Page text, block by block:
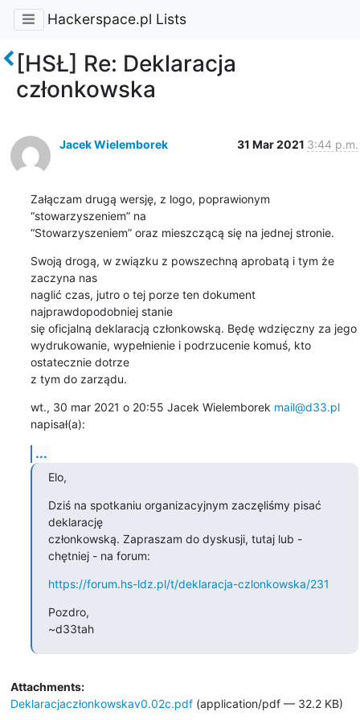
Hackerspace.pl Lists
[HSŁ] Re: Deklaracja
członkowska
Jacek Wielemborek 31 Mar 2021 3:44 p.m.
Załączam drugą wersję, z logo, poprawionym
“stowarzyszeniem” na
“Stowarzyszeniem” oraz mieszczącą się na jednej stronie.
Swoją drogą, w związku z powszechną aprobatą i tym że
zaczyna nas
naglić czas, jutro o tej porze ten dokument
najprawdopodobniej stanie
się oficjalną deklaracją członkowską. Będę wdzięczny za jego
wydrukowanie, wypełnienie i podrzucenie komuś, kto
ostatecznie dotrze
z tym do zarządu.
wt., 30 mar 2021 o 20:55 Jacek Wielemborek mail@d33.pl
napisał(a):
...
Elo,
Dziś na spotkaniu organizacyjnym zaczęliśmy pisać
deklarację
członkowską. Zapraszam do dyskusji, tutaj lub -
chętniej - na forum:
https://forum.hs-ldz.pl/t/deklaracja-czlonkowska/231
Pozdro,
~d33tah
Attachments:
Deklaracjaczłonkowskav0.02c.pdf(application/pdf — 32.2 KB)